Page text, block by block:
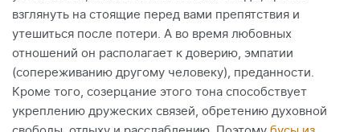
взглянуть на стоящие перед вами препятствия и
утешиться после потери. А во время любовных
отношений он располагает к доверию, эмпатии
(сопереживанию другому человеку), преданности.
Кроме того, созерцание этого тона способствует
укреплению дружеских связей, обретению духовной